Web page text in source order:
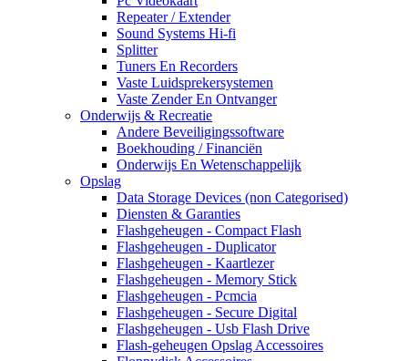
Repeater / Extender
Sound Systems Hi-fi
Splitter
Tuners En Recorders
Vaste Luidsprekersystemen
Vaste Zender En Ontvanger
Onderwijs & Recreatie
Andere Beveiligingssoftware
Boekhouding / Financiën
Onderwijs En Wetenschappelijk
Opslag
Data Storage Devices (non Categorised)
Diensten & Garanties
Flashgeheugen - Compact Flash
Flashgeheugen - Duplicator
Flashgeheugen - Kaartlezer
Flashgeheugen - Memory Stick
Flashgeheugen - Pcmcia
Flashgeheugen - Secure Digital
Flashgeheugen - Usb Flash Drive
Flash-geheugen Opslag Accessoires